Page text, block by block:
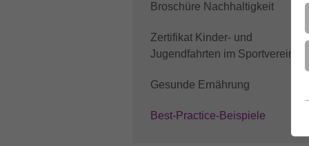
Broschüre Nachhaltigkeit
Zertifikat Kinder- und
Jugendfahrten im Sportverein
Gesunde Ernährung
Best-Practice-Beispiele